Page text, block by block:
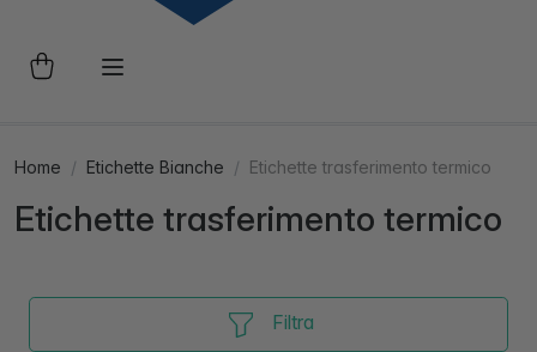
Home Etichette Bianche Etichette trasferimento termico
Etichette trasferimento termico
Filtra